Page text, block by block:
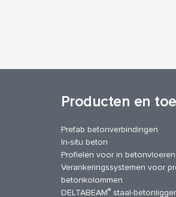
Producten en
Prefab betonverbindingen
In-situ beton
Profielen voor in betonvloeren
Verankeringssystemen voor
betonkolommen
DELTABEAM® staal-betonligger